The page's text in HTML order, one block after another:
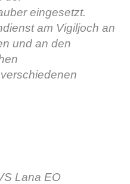
eingesetzt.
am Vigiljoch an
und an den
Lana EO